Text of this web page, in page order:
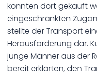
konnten dort gekauft
eingeschränkten
stellte der Transport
Herausforderung dar.
junge Männer aus der
bereit erklärten, den